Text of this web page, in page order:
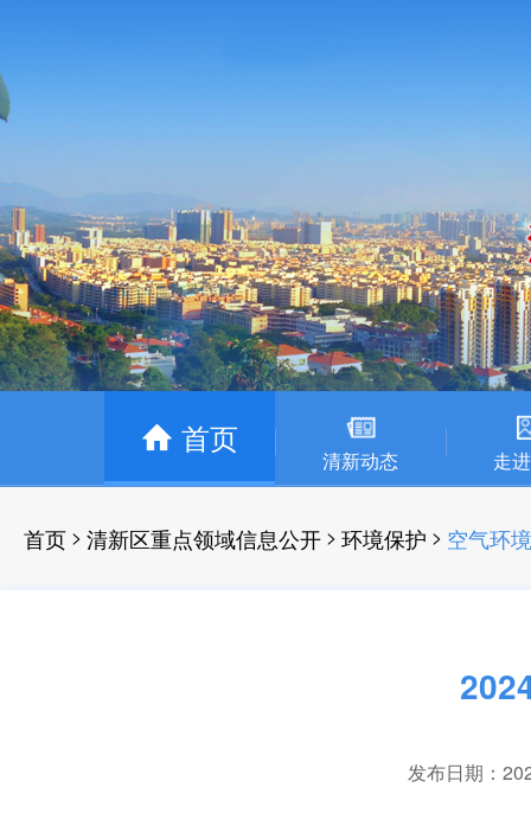
首页
清新动态 走
首页 > 清新区重点领域信息公开 > 环境保护 > 空气环
发布日期：